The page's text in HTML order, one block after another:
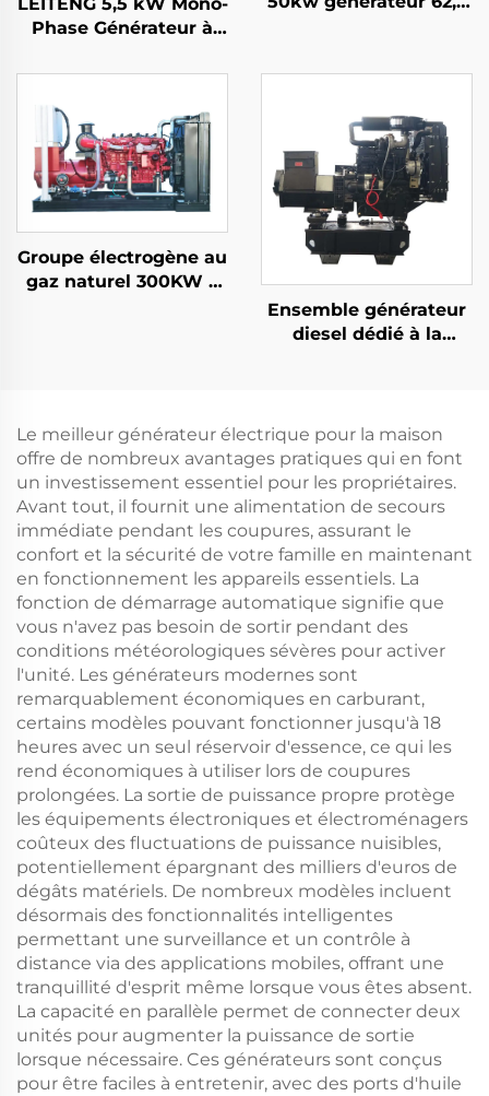
Phase Générateur à
50Hz/60Hz Fréquence
Nominale 380V
Tension Nominale
Retour
Groupe électrogène au
gaz naturel 300KW à
Ensemble générateur
diesel dédié à la
Le meilleur générateur électrique pour la maison
offre de nombreux avantages pratiques qui en font
un investissement essentiel pour les propriétaires.
Avant tout, il fournit une alimentation de secours
immédiate pendant les coupures, assurant le
confort et la sécurité de votre famille en maintenant
en fonctionnement les appareils essentiels. La
fonction de démarrage automatique signifie que
vous n'avez pas besoin de sortir pendant des
conditions météorologiques sévères pour activer
l'unité. Les générateurs modernes sont
remarquablement économiques en carburant,
certains modèles pouvant fonctionner jusqu'à 18
heures avec un seul réservoir d'essence, ce qui les
rend économiques à utiliser lors de coupures
prolongées. La sortie de puissance propre protège
les équipements électroniques et électroménagers
coûteux des fluctuations de puissance nuisibles,
potentiellement épargnant des milliers d'euros de
dégâts matériels. De nombreux modèles incluent
désormais des fonctionnalités intelligentes
permettant une surveillance et un contrôle à
distance via des applications mobiles, offrant une
tranquillité d'esprit même lorsque vous êtes absent.
La capacité en parallèle permet de connecter deux
unités pour augmenter la puissance de sortie
lorsque nécessaire. Ces générateurs sont conçus
pour être faciles à entretenir, avec des ports d'huile